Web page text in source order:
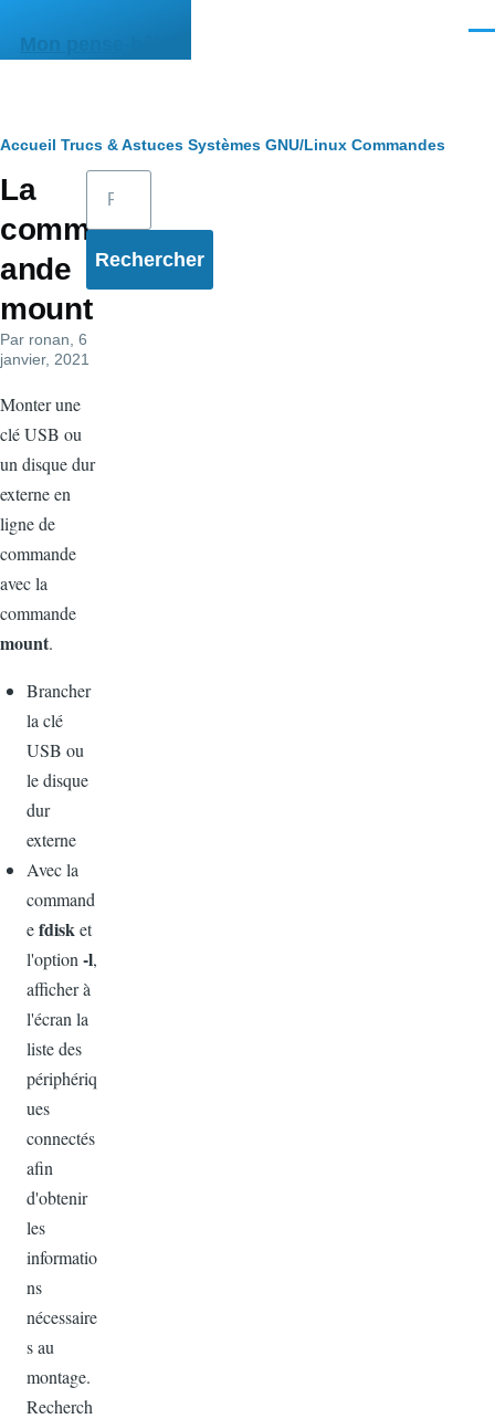
Mon pense-bête
Fil
d'Ariane
Accueil Trucs & Astuces Systèmes GNU/Linux Commandes
La
comm
ande
mount
Par ronan , 6
janvier, 2021
Monter une
clé USB ou
un disque dur
externe en
ligne de
commande
avec la
commande
mount.
Brancher
la clé
USB ou
le disque
dur
externe
Avec la
command
efdisket
l'option -l,
afficher à
l'écran la
liste des
périphériq
ues
connectés
afin
d'obtenir
les
informatio
ns
nécessaire
s au
montage.
Recherch